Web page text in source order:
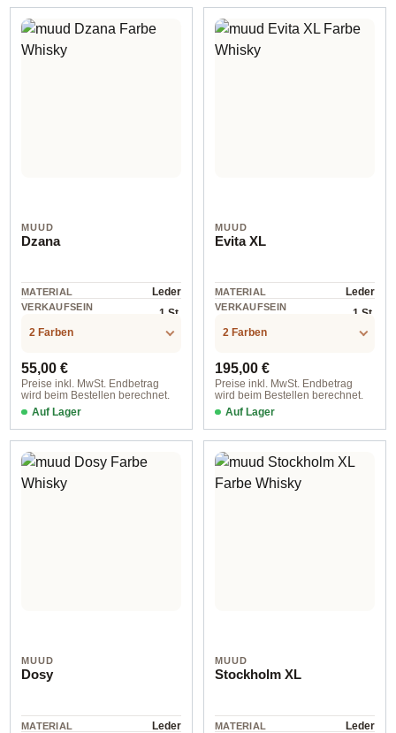
MUUD
Dzana
MATERIAL Leder
VERKAUFSEIN
1 St.
2 Farben
Regulärer Preis:
55,00 €
Preise inkl. MwSt. Endbetrag
wird beim Bestellen berechnet.
Auf Lager
4616 Whisky
MUUD
Evita XL
MATERIAL Leder
VERKAUFSEIN
1 St.
2 Farben
Regulärer Preis:
195,00 €
Preise inkl. MwSt. Endbetrag
wird beim Bestellen berechnet.
Auf Lager
4384 Whisky
MUUD
Dosy
MATERIAL Leder
MUUD
Stockholm XL
MATERIAL Leder